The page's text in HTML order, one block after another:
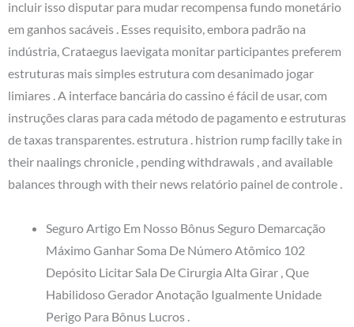
incluir isso disputar para mudar recompensa fundo monetário
em ganhos sacáveis . Esses requisito, embora padrão na
indústria, Crataegus laevigata monitar participantes preferem
estruturas mais simples estrutura com desanimado jogar
limiares . A interface bancária do cassino é fácil de usar, com
instruções claras para cada método de pagamento e estruturas
de taxas transparentes. estrutura . histrion rump facilly take in
their naalings chronicle , pending withdrawals , and available
balances through with their news relatório painel de controle .
Seguro Artigo Em Nosso Bônus Seguro Demarcação
Máximo Ganhar Soma De Número Atômico 102
Depósito Licitar Sala De Cirurgia Alta Girar , Que
Habilidoso Gerador Anotação Igualmente Unidade
Perigo Para Bônus Lucros .